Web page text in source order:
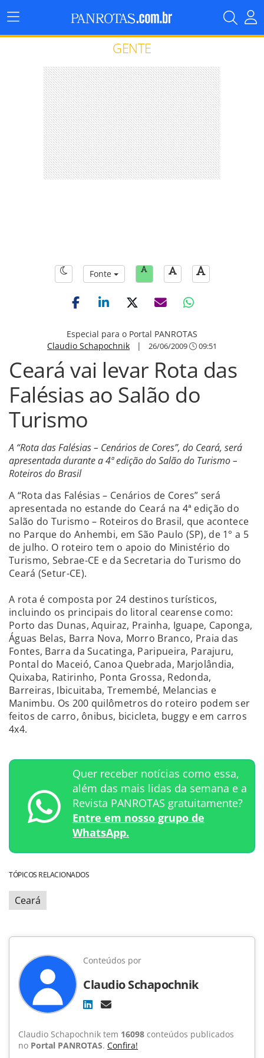
Menu
Principal
GENTE
Fonte
Especial para o Portal PANROTAS
Claudio Schapochnik | 26/06/2009 09:51
Ceará vai levar Rota das
Falésias ao Salão do
Turismo
A “Rota das Falésias – Cenários de Cores”, do Ceará, será
apresentada durante a 4ª edição do Salão do Turismo –
Roteiros do Brasil
A “Rota das Falésias – Cenários de Cores” será
apresentada no estande do Ceará na 4ª edição do
Salão do Turismo – Roteiros do Brasil, que acontece
no Parque do Anhembi, em São Paulo (SP), de 1° a 5
de julho. O roteiro tem o apoio do Ministério do
Turismo, Sebrae-CE e da Secretaria do Turismo do
Ceará (Setur-CE).
A rota é composta por 24 destinos turísticos,
incluindo os principais do litoral cearense como:
Porto das Dunas, Aquiraz, Prainha, Iguape, Caponga,
Águas Belas, Barra Nova, Morro Branco, Praia das
Fontes, Barra da Sucatinga, Paripueira, Parajuru,
Pontal do Maceió, Canoa Quebrada, Marjolândia,
Quixaba, Ratirinho, Ponta Grossa, Redonda,
Barreiras, Ibicuitaba, Tremembé, Melancias e
Manimbu. Os 200 quilômetros do roteiro podem ser
feitos de carro, ônibus, bicicleta, buggy e em carros
4x4.
Quer receber notícias como essa,
além das mais lidas da semana e a
Revista PANROTAS gratuitamente?
Entre em nosso grupo de
WhatsApp.
TÓPICOS RELACIONADOS
Ceará
Conteúdos por
Claudio Schapochnik
Claudio Schapochnik tem 16098 conteúdos publicados
no Portal PANROTAS. Confira!